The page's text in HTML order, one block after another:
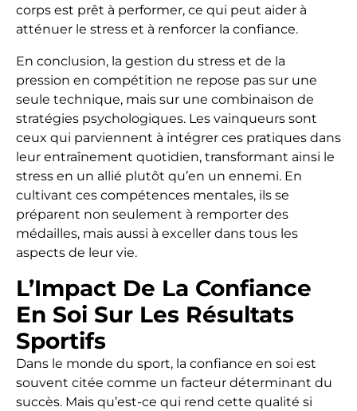
corps est prêt à performer, ce qui peut aider à
atténuer le stress et à renforcer la confiance.
En conclusion, la gestion du stress et de la
pression en compétition ne repose pas sur une
seule technique, mais sur une combinaison de
stratégies psychologiques. Les vainqueurs sont
ceux qui parviennent à intégrer ces pratiques dans
leur entraînement quotidien, transformant ainsi le
stress en un allié plutôt qu’en un ennemi. En
cultivant ces compétences mentales, ils se
préparent non seulement à remporter des
médailles, mais aussi à exceller dans tous les
aspects de leur vie.
L’Impact De La Confiance
En Soi Sur Les Résultats
Sportifs
Dans le monde du sport, la confiance en soi est
souvent citée comme un facteur déterminant du
succès. Mais qu’est-ce qui rend cette qualité si